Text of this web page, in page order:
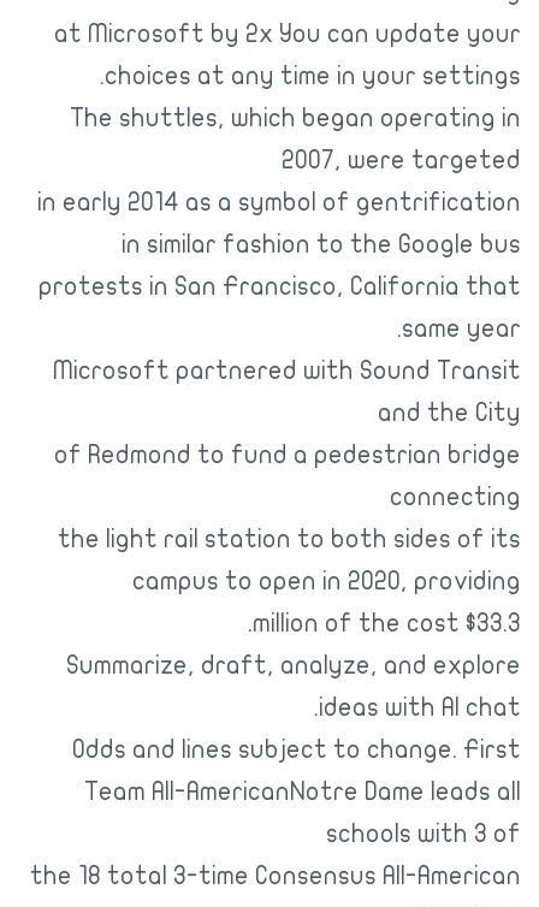
at Microsoft by 2x You can update
choices at any time in your
The shuttles, which began
2007, were
in early 2014 as a symbol of
in similar fashion to the
protests in San Francisco,
same
Microsoft partnered with Sound
and the
of Redmond to fund a pedestrian
the light rail station to both sides
campus to open in 2020,
Summarize, draft, analyze, and
ideas with AI
Odds and lines subject to change.
Team All-AmericanNotre Dame
schools
the 18 total 3-time Consensus All-